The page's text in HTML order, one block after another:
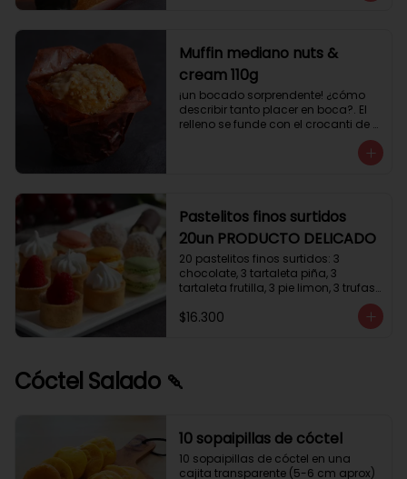
Muffin mediano nuts &
cream 110g
¡un bocado sorprendente! ¿cómo
describir tanto placer en boca?. El
relleno se funde con el crocanti de
avellanas que potencia su masa
exquisita. Esponjosa masa de color
tostado y sabor vainilla que incluye
Relleno de crema de leche con
avellanas (15%) y decorado con
crocanti de avellanas.
Pastelitos finos surtidos
20un PRODUCTO DELICADO
20 pastelitos finos surtidos: 3
chocolate, 3 tartaleta piña, 3
tartaleta frutilla, 3 pie limon, 3 trufas
crema, 2 macarrones
$16.300
Cóctel Salado 🍡
10 sopaipillas de cóctel
10 sopaipillas de cóctel en una
cajita transparente (5-6 cm aprox)